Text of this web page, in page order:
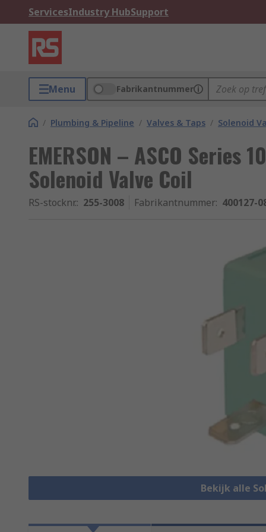
ServicesIndustry HubSupport
Menu Fabrikantnummer
/ Plumbing & Pipeline / Valves & Taps / Solenoid
EMERSON – ASCO Series
Solenoid Valve Coil
RS-stocknr.: 255-3008 Fabrikantnummer: 400127-
Bekijk alle